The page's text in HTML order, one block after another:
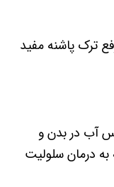
ترک پاشنه مفید
آب در بدن و
درمان سلولیت